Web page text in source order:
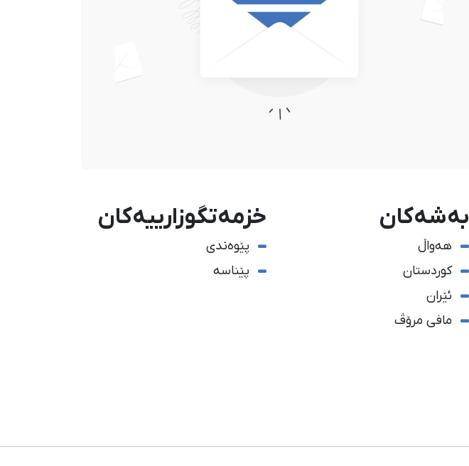
بەشەکان
هەواڵ
کوردستان
ئێران
مافی مرۆڤ
خزمەتگوزارییەکان
پێوەندی
پێناسە